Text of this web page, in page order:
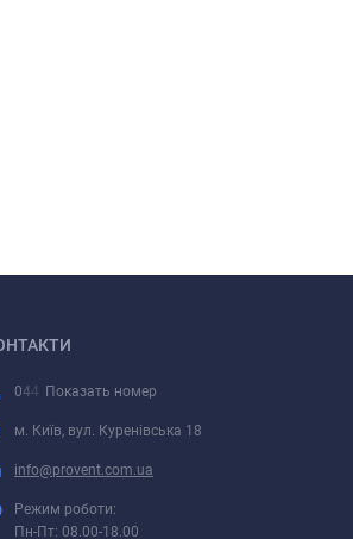
044 Показать номер
м. Київ, вул. Куренівська 18
info@provent.com.ua
Режим роботи:
Пн-Пт: 08.00-18.00